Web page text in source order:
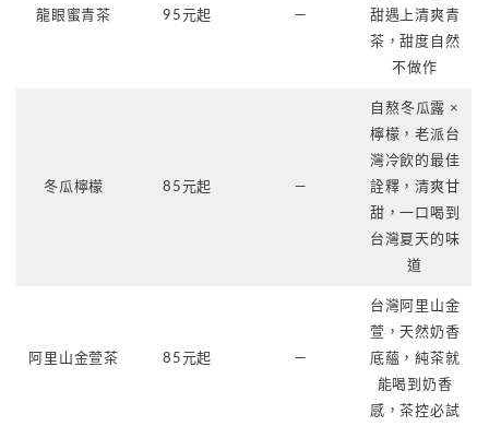
龍眼蜜青茶 95元起 —
甜遇上清爽青
茶，甜度自然
不做作
冬瓜檸檬 85元起 —
自熬冬瓜露 ×
檸檬，老派台
灣冷飲的最佳
詮釋，清爽甘
甜，一口喝到
台灣夏天的味
道
阿里山金萱茶 85元起 —
台灣阿里山金
萱，天然奶香
底蘊，純茶就
能喝到奶香
感，茶控必試